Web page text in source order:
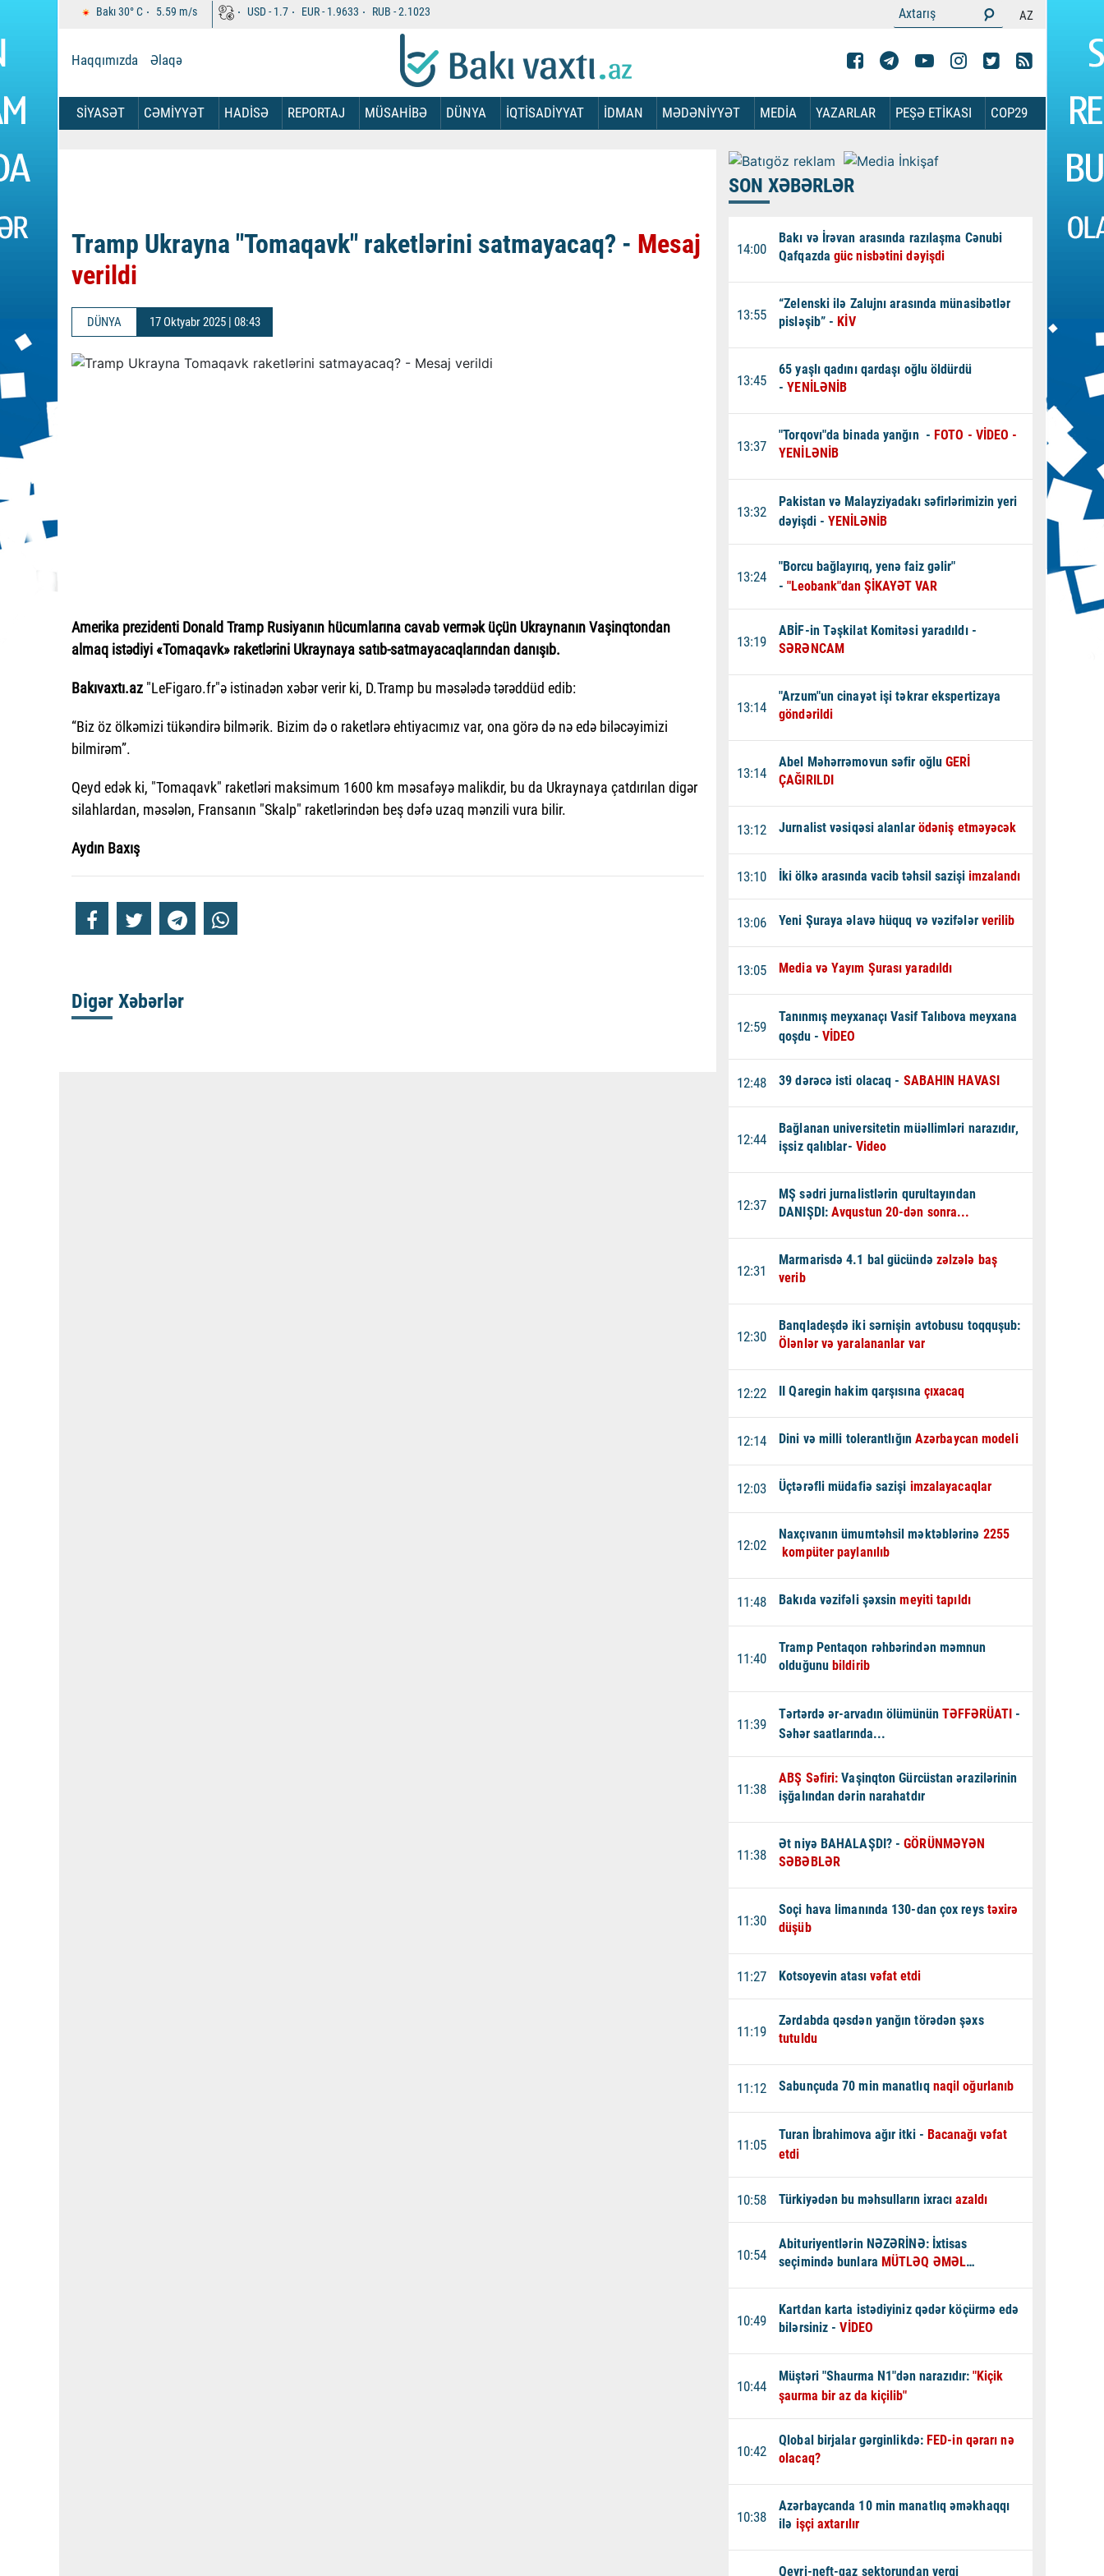
Bakı30°C 5.59 m/s USD -1.7 EUR -1.9633 RUB -2.1023 AZ
Haqqımızda Əlaqə
SİYASƏT CƏMİYYƏT HADİSƏ REPORTAJ MÜSAHİBƏ DÜNYA İQTİSADİYYAT İDMAN MƏDƏNİYYƏT MEDİA YAZARLAR PEŞƏ ETİKASI COP29
Tramp Ukrayna "Tomaqavk" raketlərini satmayacaq? - Mesaj
verildi
DÜNYA 17 Oktyabr 2025 | 08:43
Amerika prezidenti Donald Tramp Rusiyanın hücumlarına cavab vermək üçün Ukraynanın Vaşinqtondan
almaq istədiyi «Tomaqavk» raketlərini Ukraynaya satıb-satmayacaqlarından danışıb.
Bakıvaxtı.az"LeFigaro.fr"ə istinadən xəbər verir ki, D.Tramp bu məsələdə tərəddüd edib:
“Biz öz ölkəmizi tükəndirə bilmərik. Bizim də o raketlərə ehtiyacımız var, ona görə də nə edə biləcəyimizi
bilmirəm”.
Qeyd edək ki, "Tomaqavk" raketləri maksimum 1600 km məsafəyə malikdir, bu da Ukraynaya çatdırılan digər
silahlardan, məsələn, Fransanın "Skalp" raketlərindən beş dəfə uzaq mənzili vura bilir.
Aydın Baxış
Digər Xəbərlər
SON XƏBƏRLƏR
14:00
Bakı və İrəvan arasında razılaşma Cənubi
Qafqazdagüc nisbətini dəyişdi
13:55
“Zelenski ilə Zalujnı arasında münasibətlər
pisləşib” - KİV
13:45
65 yaşlı qadını qardaşı oğlu öldürdü
-YENİLƏNİB
13:37
"Torqovı"da binada yanğın - FOTO - VİDEO -
YENİLƏNİB
13:32
Pakistan və Malayziyadakı səfirlərimizin yeri
dəyişdi -YENİLƏNİB
13:24
"Borcu bağlayırıq, yenə faiz gəlir"
- "Leobank"dan ŞİKAYƏT VAR
13:19
ABİF-in Təşkilat Komitəsi yaradıldı -
SƏRƏNCAM
13:14
"Arzum"un cinayət işi təkrar ekspertizaya
göndərildi
13:14
Abel Məhərrəmovun səfir oğluGERİ
ÇAĞIRILDI
13:12 Jurnalist vəsiqəsi alanlar ödəniş etməyəcək
13:10 İki ölkə arasında vacib təhsil sazişiimzalandı
13:06 Yeni Şuraya əlavə hüquq və vəzifələrverilib
13:05 Media və Yayım Şurası yaradıldı
12:59
Tanınmış meyxanaçı Vasif Talıbova meyxana
qoşdu -VİDEO
12:48 39 dərəcə isti olacaq - SABAHIN HAVASI
12:44
Bağlanan universitetin müəllimləri narazıdır,
işsiz qalıblar- Video
12:37
MŞ sədri jurnalistlərin qurultayından
DANIŞDI:Avqustun 20-dən sonra...
12:31
Marmarisdə 4.1 bal gücündə zəlzələ baş
verib
12:30
Banqladeşdə iki sərnişin avtobusu toqquşub:
Ölənlər və yaralananlar var
12:22 II Qaregin hakim qarşısına çıxacaq
12:14 Dini və milli tolerantlığın Azərbaycan modeli
12:03 Üçtərəfli müdafiə sazişi imzalayacaqlar
12:02
Naxçıvanın ümumtəhsil məktəblərinə 2255
kompüter paylanılıb
11:48 Bakıda vəzifəli şəxsinmeyiti tapıldı
11:40
Tramp Pentaqon rəhbərindən məmnun
olduğunubildirib
11:39
Tərtərdə ər-arvadın ölümününTƏFFƏRÜATI -
Səhər saatlarında...
11:38
ABŞ Səfiri: Vaşinqton Gürcüstan ərazilərinin
işğalından dərin narahatdır
11:38
Ət niyə BAHALAŞDI? -GÖRÜNMƏYƏN
SƏBƏBLƏR
11:30
Soçi hava limanında 130-dan çox reystəxirə
düşüb
11:27 Kotsoyevin atası vəfat etdi
11:19
Zərdabda qəsdən yanğın törədən şəxs
tutuldu
11:12 Sabunçuda 70 min manatlıqnaqil oğurlanıb
11:05
Turan İbrahimova ağır itki - Bacanağı vəfat
etdi
10:58 Türkiyədən bu məhsulların ixracıazaldı
10:54
Abituriyentlərin NƏZƏRİNƏ: İxtisas
seçimində bunlara MÜTLƏQ ƏMƏL
10:49
Kartdan karta istədiyiniz qədər köçürmə edə
bilərsiniz -VİDEO
10:44
Müştəri "Shaurma N1"dən narazıdır:"Kiçik
şaurma bir az da kiçilib"
10:42
Qlobal birjalar gərginlikdə:FED-in qərarı nə
olacaq?
10:38
Azərbaycanda 10 min manatlıq əməkhaqqı
ilə işçi axtarılır
Qeyri-neft-qaz sektorundan vergi